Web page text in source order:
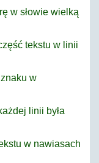
w słowie wielką
tekstu w linii
w
linii była
w nawiasach